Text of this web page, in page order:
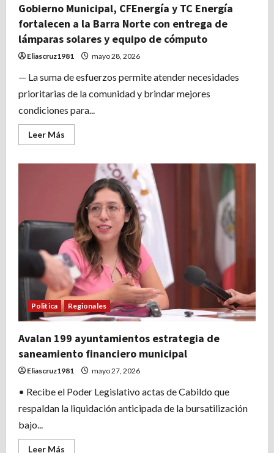
Gobierno Municipal, CFEnergía y TC Energía
fortalecen a la Barra Norte con entrega de
lámparas solares y equipo de cómputo
Eliascruz1981 mayo 28, 2026
— La suma de esfuerzos permite atender necesidades
prioritarias de la comunidad y brindar mejores
condiciones para...
Leer Más
más
Gobierno
Municipal,
CFEnergía
Energía
fortalecen
a
la
Barra
Norte
con
entrega
de
lámparas
solares
equipo
Politica Regionales
Avalan 199 ayuntamientos estrategia de
saneamiento financiero municipal
Eliascruz1981 mayo 27, 2026
• Recibe el Poder Legislativo actas de Cabildo que
respaldan la liquidación anticipada de la bursatilización
bajo...
Leer Más